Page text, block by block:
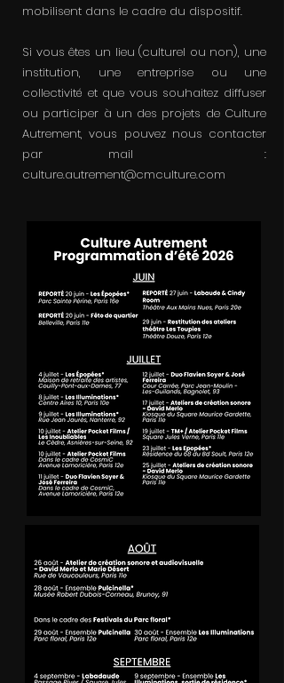
mobilisent dans le cadre du dispositif.
Si vous êtes un lieu (culturel ou non), une
institution, une entreprise ou une
collectivité et que vous souhaitez diffuser
ou participer à un des projets de Culture
Autrement, vous pouvez nous contacter
par mail :
culture.autrement@cmculture.com